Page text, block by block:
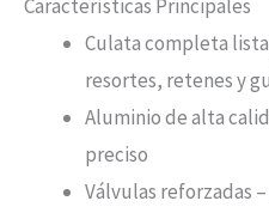
Características Principales
Culata completa
resortes, retenes y
Aluminio de alta
preciso
Válvulas reforzadas